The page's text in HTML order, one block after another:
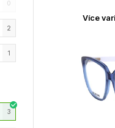
0
2
1
3
Více